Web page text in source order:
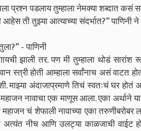
प्रश्न पडलाय तुम्हाला नेमक्या शब्दात कसं
ती तुझ्या आत्याच्या संदर्भात?” पाणिनी ने
- पाणिनी
झाली तर. पण मी तुम्हाला थोडं सारांश
स्त्री होती आम्हाला सर्वांनाच असं
माझ्या अंदाजाप्रमाणे तिचं स्वतःचं घर होतं
महाजन नावाचा एक माणूस आला. एका
चं शेफाली नावाच्या एका तरुणीबरोबर
अत्यंत नीच आणि उलट्या काळजाची वाईट